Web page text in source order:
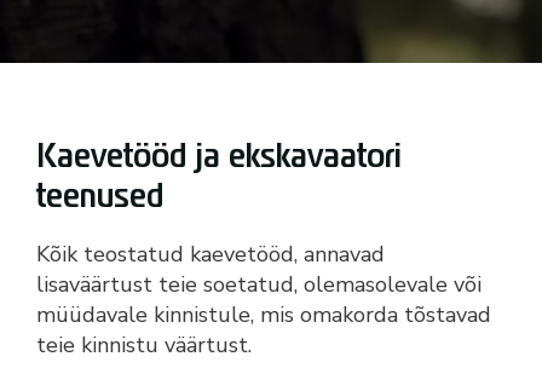
Kaevetööd ja ekskavaatori
teenused
Kõik teostatud kaevetööd, annavad
lisaväärtust teie soetatud, olemasolevale või
müüdavale kinnistule, mis omakorda tõstavad
teie kinnistu väärtust.